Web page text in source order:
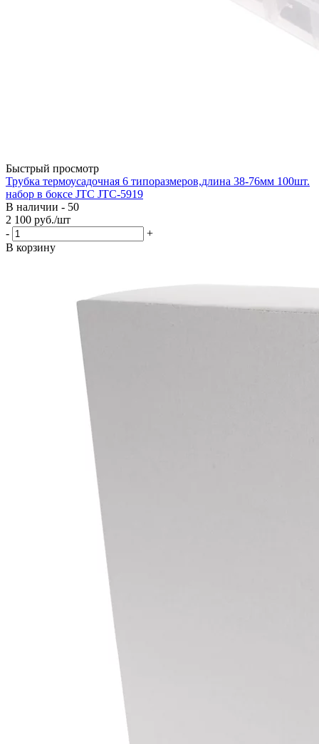
Быстрый просмотр
Трубка термоусадочная 6 типоразмеров,длина 38-76мм 100шт.
набор в боксе JTC JTC-5919
В наличии - 50
2 100 руб./шт
-
+
В корзину